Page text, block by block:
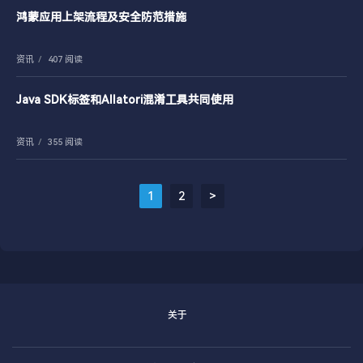
鸿蒙应用上架流程及安全防范措施
资讯 / 407 阅读
Java SDK标签和Allatori混淆工具共同使用
资讯 / 355 阅读
1 2 >
关于